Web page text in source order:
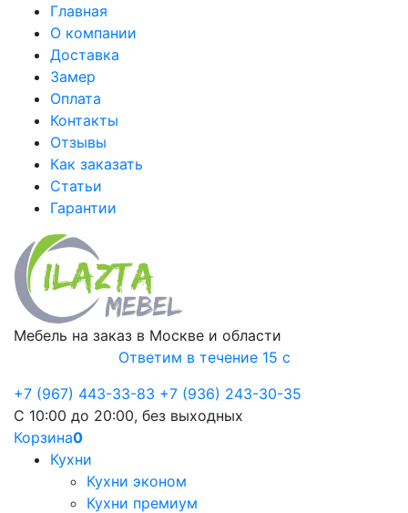
Главная
О компании
Доставка
Замер
Оплата
Контакты
Отзывы
Как заказать
Статьи
Гарантии
Мебель на заказ в Москве и области
Ответим в течение 15 с
+7 (967) 443-33-83 +7 (936) 243-30-35
С 10:00 до 20:00, без выходных
Корзина0
Кухни
Кухни эконом
Кухни премиум